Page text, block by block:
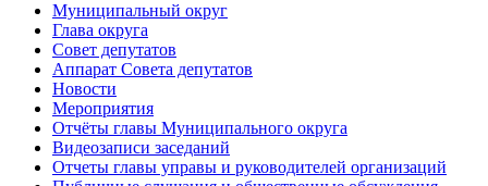
Муниципальный округ
Глава округа
Совет депутатов
Аппарат Совета депутатов
Новости
Мероприятия
Отчёты главы Муниципального округа
Видеозаписи заседаний
Отчеты главы управы и руководителей организаций